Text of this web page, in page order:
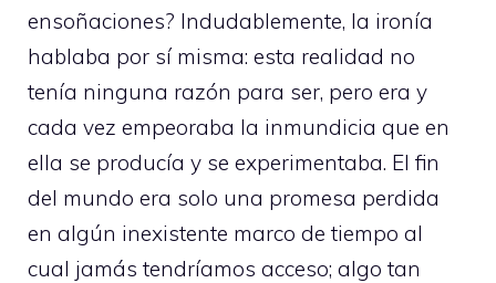
ensoñaciones? Indudablemente, la ironía
hablaba por sí misma: esta realidad no
tenía ninguna razón para ser, pero era y
cada vez empeoraba la inmundicia que en
ella se producía y se experimentaba. El fin
del mundo era solo una promesa perdida
en algún inexistente marco de tiempo al
cual jamás tendríamos acceso; algo tan